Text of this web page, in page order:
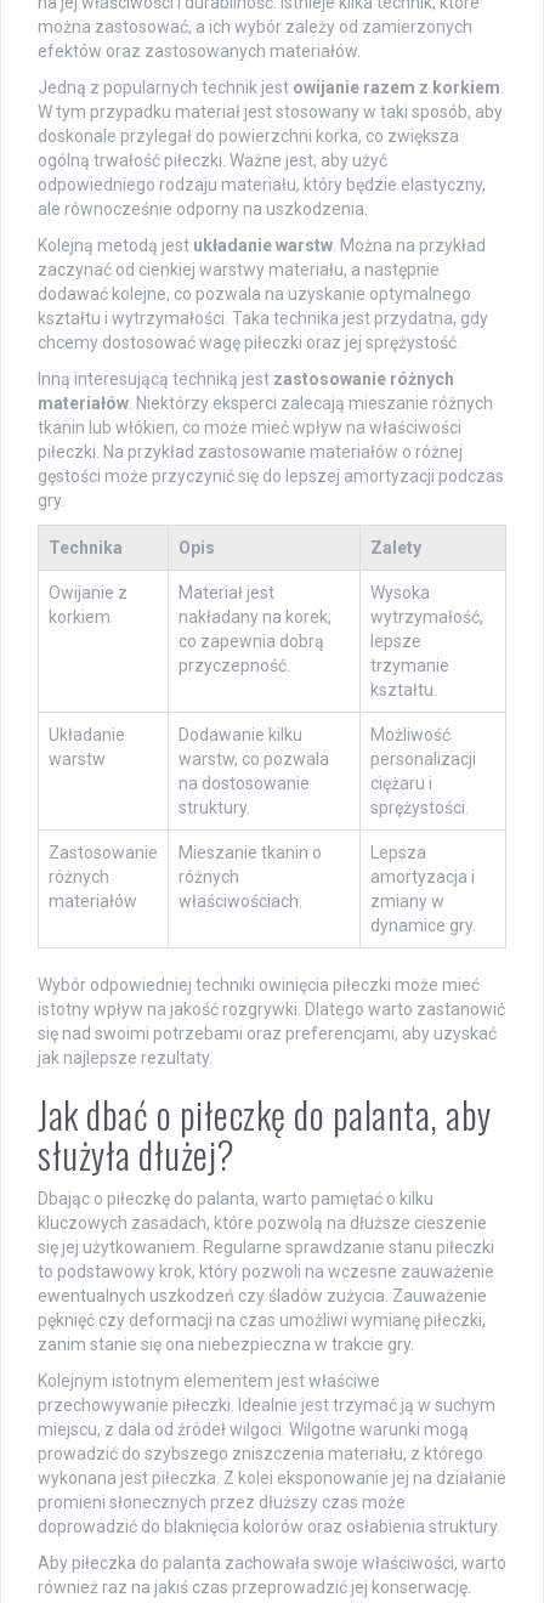
można zastosować, a ich wybór zależy od zamierzonych
efektów oraz zastosowanych materiałów.
Jedną z popularnych technik jest owijanie razem z korkiem.
W tym przypadku materiał jest stosowany w taki sposób, aby
doskonale przylegał do powierzchni korka, co zwiększa
ogólną trwałość piłeczki. Ważne jest, aby użyć
odpowiedniego rodzaju materiału, który będzie elastyczny,
ale równocześnie odporny na uszkodzenia.
Kolejną metodą jest układanie warstw. Można na przykład
zaczynać od cienkiej warstwy materiału, a następnie
dodawać kolejne, co pozwala na uzyskanie optymalnego
kształtu i wytrzymałości. Taka technika jest przydatna, gdy
chcemy dostosować wagę piłeczki oraz jej sprężystość.
Inną interesującą techniką jest zastosowanie różnych
materiałów. Niektórzy eksperci zalecają mieszanie różnych
tkanin lub włókien, co może mieć wpływ na właściwości
piłeczki. Na przykład zastosowanie materiałów o różnej
gęstości może przyczynić się do lepszej amortyzacji podczas
gry.
Technika Opis Zalety
Owijanie z
korkiem
Materiał jest
nakładany na korek,
co zapewnia dobrą
przyczepność.
Wysoka
wytrzymałość,
lepsze
trzymanie
kształtu.
Układanie
warstw
Dodawanie kilku
warstw, co pozwala
na dostosowanie
struktury.
Możliwość
personalizacji
ciężaru i
sprężystości.
Zastosowanie
różnych
materiałów
Mieszanie tkanin o
różnych
właściwościach.
Lepsza
amortyzacja i
zmiany w
dynamice gry.
Wybór odpowiedniej techniki owinięcia piłeczki może mieć
istotny wpływ na jakość rozgrywki. Dlatego warto zastanowić
się nad swoimi potrzebami oraz preferencjami, aby uzyskać
jak najlepsze rezultaty.
Jak dbać o piłeczkę do palanta, aby
służyła dłużej?
Dbając o piłeczkę do palanta, warto pamiętać o kilku
kluczowych zasadach, które pozwolą na dłuższe cieszenie
się jej użytkowaniem. Regularne sprawdzanie stanu piłeczki
to podstawowy krok, który pozwoli na wczesne zauważenie
ewentualnych uszkodzeń czy śladów zużycia. Zauważenie
pęknięć czy deformacji na czas umożliwi wymianę piłeczki,
zanim stanie się ona niebezpieczna w trakcie gry.
Kolejnym istotnym elementem jest właściwe
przechowywanie piłeczki. Idealnie jest trzymać ją w suchym
miejscu, z dala od źródeł wilgoci. Wilgotne warunki mogą
prowadzić do szybszego zniszczenia materiału, z którego
wykonana jest piłeczka. Z kolei eksponowanie jej na działanie
promieni słonecznych przez dłuższy czas może
doprowadzić do blaknięcia kolorów oraz osłabienia struktury.
Aby piłeczka do palanta zachowała swoje właściwości, warto
również raz na jakiś czas przeprowadzić jej konserwację.